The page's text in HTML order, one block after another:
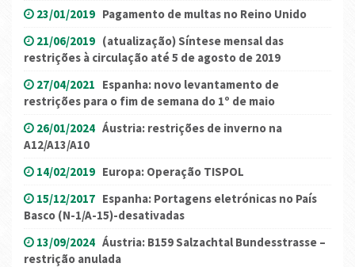
23/01/2019 Pagamento de multas no Reino Unido
21/06/2019 (atualização) Síntese mensal das
restrições à circulação até 5 de agosto de 2019
27/04/2021 Espanha: novo levantamento de
restrições para o fim de semana do 1º de maio
26/01/2024 Áustria: restrições de inverno na
A12/A13/A10
14/02/2019 Europa: Operação TISPOL
15/12/2017 Espanha: Portagens eletrónicas no País
Basco (N-1/A-15)-desativadas
13/09/2024 Áustria: B159 Salzachtal Bundesstrasse –
restrição anulada